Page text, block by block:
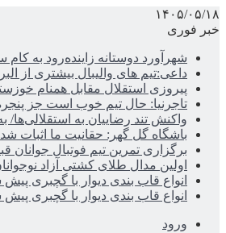
۱۴۰۵/۰۵/۱۸
خبر فوری
شهرآورد دوستانه زاینده‌رود به کام
داعی:تیم های والیبال بیشتری از
پیروزی استقلال مقابل همنام
تاجرنیا: حال تیم خوب است جز
واکنش تند رضاییان به استقلالی‌ها/
باشگاه گل گهر: حقانیت ما اثبات شد
برگزاری تمرین تیم فوتبال جوانان
اولین مدال طلای کشتی آزاد
انواع قاب بندی دیوار با گچبری
انواع قاب بندی دیوار با گچبری
ورود